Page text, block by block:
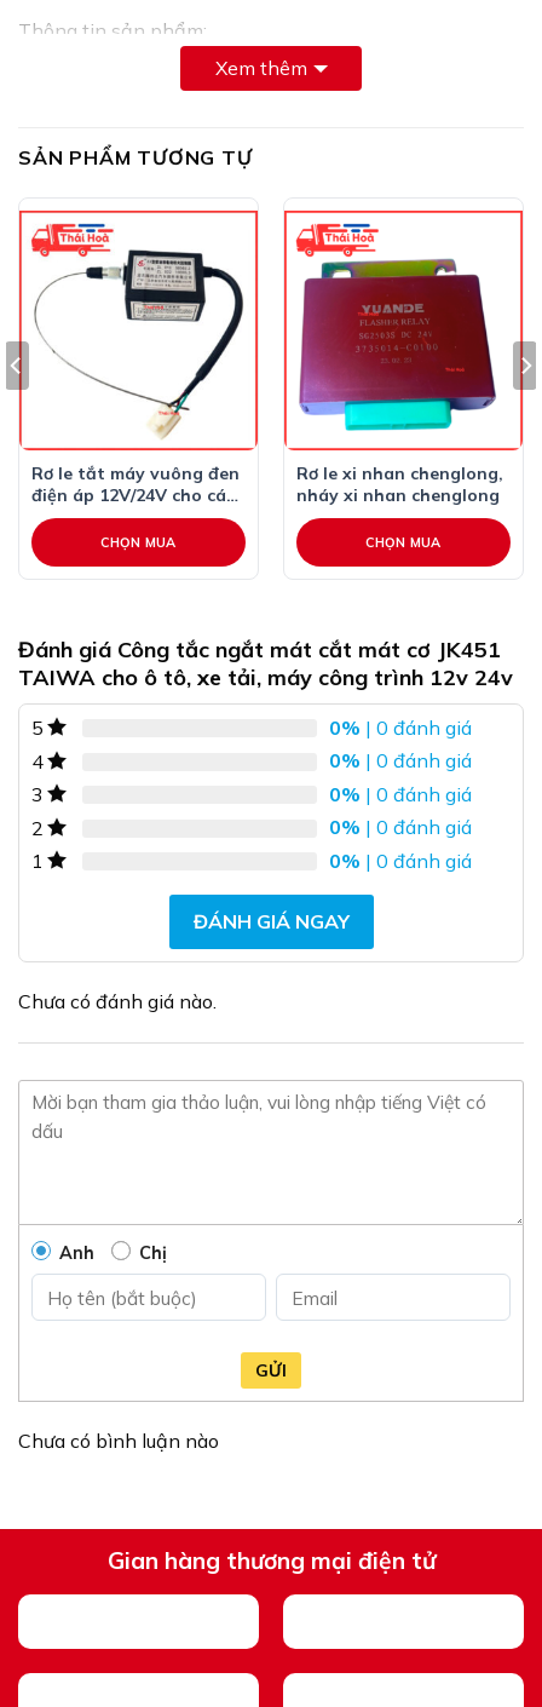
Thông tin sản phẩm:
– Tên sản phẩm: Cắt mát điện ô tô
– Sản phẩm sử dụng được cho cả ô tô sử dụng điện 12V,
điện 24V và máy công trình
– Trọng lượng: 540g
– Kích thước: 95 x 95 x 140 (mm)
– Cắt mát có chân bằng đồng, tiếp điểm má dày chịu
được dòng điện lớn
– Bộ sản phẩm gồm 01 cắt mát điện ô tô
Ưu điểm sử dụng:
– Dễ dàng sử dụng và đấu nối
– Quay nhẹ, dễ vặn ngay cả khi lắp ở những nơi chật
hẹp
– Sử dụng để thay thế cho cắt mát cũ trên xe bị hỏng
hoặc khi quý khách có nhu cầu lắp mới
– Sản phẩm lắp được cho nhiều loại xe máy
♦️Cửa hàng Phụ Tùng Thái Hoà chúng tôi cam kết hàng
chất lượng và uy tín.
♦️Đây là hình ảnh thật chính shop mình chụp và đăng
tâm về mẫu mã.
CHUYÊN CUNG CẤP SỈ LẺ PHỤ TÙNG MÁY MÓC, LINH
MÚC,…
♦️LIÊN HỆ NGAY
#catmatdienoto #ngatmat #catmatco #catmattay
#catmatco
#catmatoto
#catmatxetai
Xem thêm
SẢN PHẨM TƯƠNG TỰ
Rơ le tắt máy vuông đen
điện áp 12V/24V cho các
dòng xe tải Trung Quốc
CHỌN MUA
Rơ le xi nhan chenglong,
nháy xi nhan chenglong
CHỌN MUA
Đánh giá Công tắc ngắt mát cắt mát cơ JK451
TAIWA cho ô tô, xe tải, máy công trình 12v 24v
5 0% | 0 đánh giá
4
0% | 0 đánh giá
3
0% | 0 đánh giá
2
0% | 0 đánh giá
1
0% | 0 đánh giá
ĐÁNH GIÁ NGAY
Chưa có đánh giá nào.
Anh Chị
GỬI
Chưa có bình luận nào
Gian hàng thương mại điện tử